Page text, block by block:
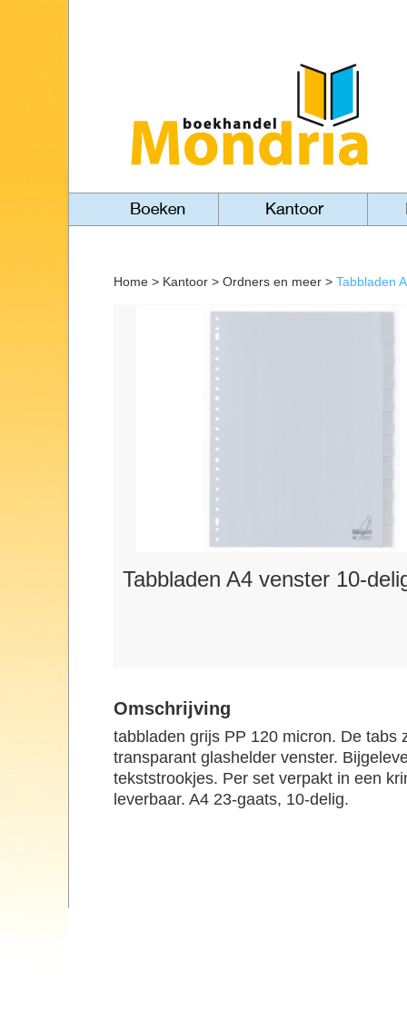
Home > Kantoor > Ordners en meer > Tabbladen
Tabbladen A4 venster 10-
Omschrijving
tabbladen grijs PP 120 micron. De tabs
transparant glashelder venster.
tekststrookjes. Per set verpakt in een
leverbaar. A4 23-gaats, 10-delig.